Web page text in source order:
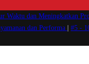
Waktu dan Meningkatkan
dan Performa #5 -